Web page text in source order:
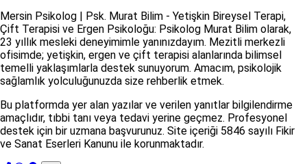
Mersin Psikolog | Psk. Murat Bilim - Yetişkin Bireysel Terapi,
Çift Terapisi ve Ergen Psikoloğu: Psikolog Murat Bilim olarak,
23 yıllık mesleki deneyimimle yanınızdayım. Mezitli merkezli
ofisimde; yetişkin, ergen ve çift terapisi alanlarında bilimsel
temelli yaklaşımlarla destek sunuyorum. Amacım, psikolojik
sağlamlık yolculuğunuzda size rehberlik etmek.
Bu platformda yer alan yazılar ve verilen yanıtlar bilgilendirme
amaçlıdır, tıbbi tanı veya tedavi yerine geçmez. Profesyonel
destek için bir uzmana başvurunuz. Site içeriği 5846 sayılı Fikir
ve Sanat Eserleri Kanunu ile korunmaktadır.